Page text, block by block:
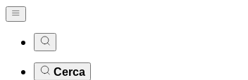
Cerca